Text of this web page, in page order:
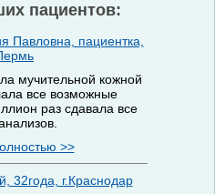
пациентов:
Павловна, пациентка,
мучительной кожной
все возможные
раз сдавала все
>>
32года, г.Краснодар